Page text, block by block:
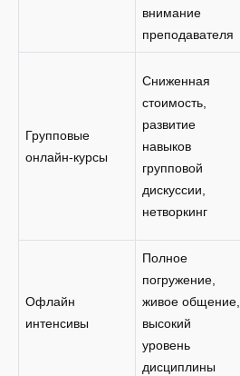
внимание
преподавателя
Групповые
онлайн-курсы
Сниженная
стоимость,
развитие
навыков
групповой
дискуссии,
нетворкинг
Офлайн
интенсивы
Полное
погружение,
живое общение,
высокий
уровень
дисциплины